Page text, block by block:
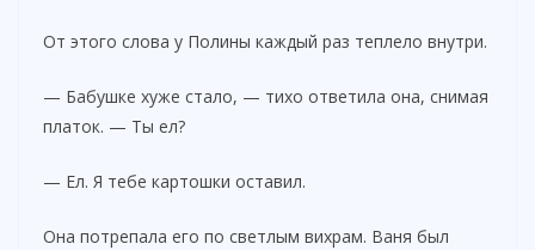
От этого слова у Полины каждый раз теплело внутри.
— Бабушке хуже стало, — тихо ответила она, снимая
платок. — Ты ел?
— Ел. Я тебе картошки оставил.
Она потрепала его по светлым вихрам. Ваня был